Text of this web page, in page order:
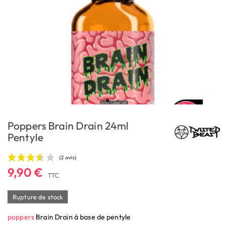
Poppers Brain Drain 24ml
Pentyle
9,90 € TTC
Rupture de stock
poppersBrain Drain à base de pentyle